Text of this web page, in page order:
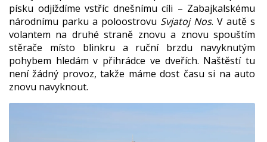
písku odjíždíme vstříc dnešnímu cíli – Zabajkalskému
národnímu parku a poloostrovu Svjatoj Nos. V autě s
volantem na druhé straně znovu a znovu spouštím
stěrače místo blinkru a ruční brzdu navyknutým
pohybem hledám v přihrádce ve dveřích. Naštěstí tu
není žádný provoz, takže máme dost času si na auto
znovu navyknout.